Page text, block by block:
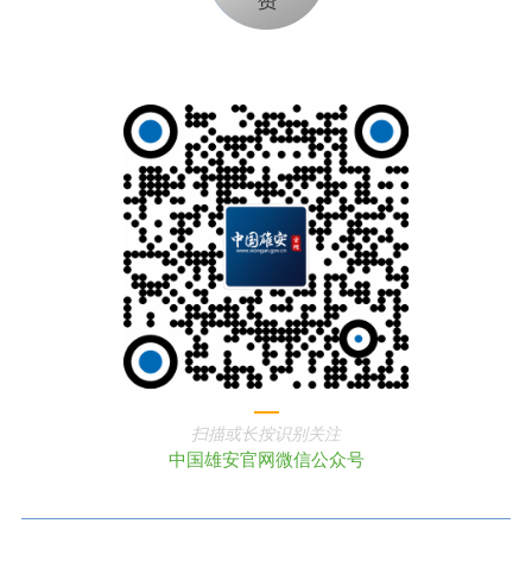
扫描或长按识别关注
中国雄安官网微信公众号